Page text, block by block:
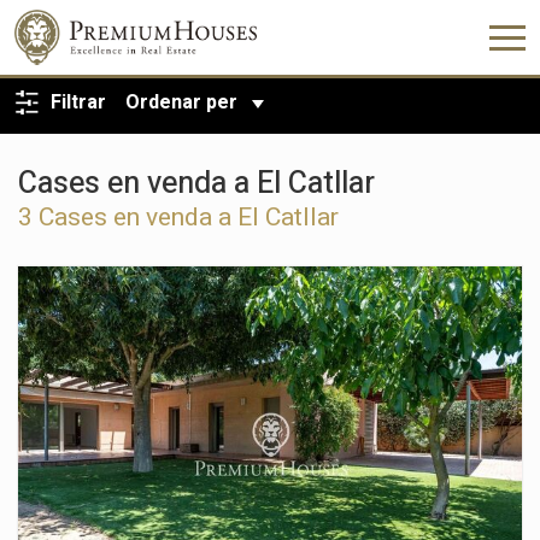
Filtrar Ordenar per
Cases en venda a El Catllar
3 Cases en venda a El Catllar
TORNA A LA CERCA